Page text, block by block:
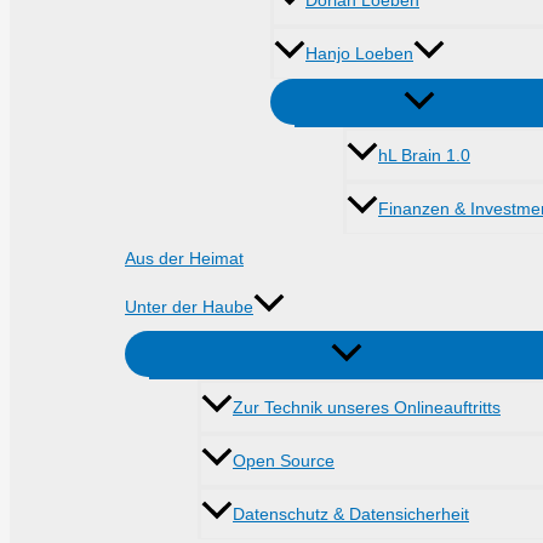
Hanjo Loeben
hL Brain 1.0
Finanzen &
Aus der Heimat
Unter der Haube
Zur Technik unseres Onlineauftritts
Open Source
Datenschutz & Datensicherheit